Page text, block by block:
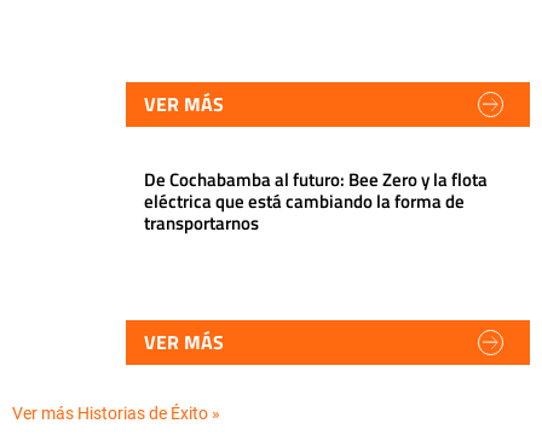
VER MÁS
De Cochabamba al futuro: Bee Zero y la flota
eléctrica que está cambiando la forma de
transportarnos
VER MÁS
Ver más Historias de Éxito »